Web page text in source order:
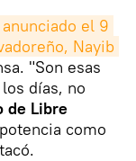
el 9
Nayib
"Son esas
días, no
de Libre
como